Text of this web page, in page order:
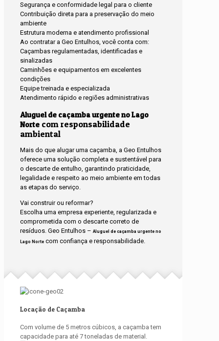
Segurança e conformidade legal para o cliente
Contribuição direta para a preservação do meio
ambiente
Estrutura moderna e atendimento profissional
Ao contratar a Geo Entulhos, você conta com:
Caçambas regulamentadas, identificadas e
sinalizadas
Caminhões e equipamentos em excelentes
condições
Equipe treinada e especializada
Atendimento rápido e regiões administrativas
Aluguel de caçamba urgente no Lago
Norte com responsabilidade
ambiental
Mais do que alugar uma caçamba, a Geo Entulhos
oferece uma solução completa e sustentável para
o descarte de entulho, garantindo praticidade,
legalidade e respeito ao meio ambiente em todas
as etapas do serviço.
Vai construir ou reformar?
Escolha uma empresa experiente, regularizada e
comprometida com o descarte correto de
resíduos. Geo Entulhos – Aluguel de caçamba urgente no
Lago Norte com confiança e responsabilidade.
Locação de Caçamba
Com volume de 5 metros cúbicos, a caçamba tem
capacidade para até 7 toneladas de material.